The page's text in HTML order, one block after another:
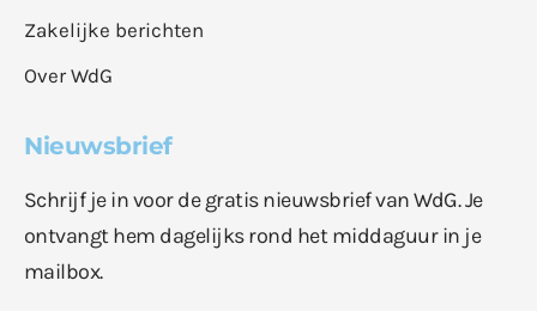
Zakelijke berichten
Over WdG
Nieuwsbrief
Schrijf je in voor de gratis nieuwsbrief van WdG. Je
ontvangt hem dagelijks rond het middaguur in je
mailbox.